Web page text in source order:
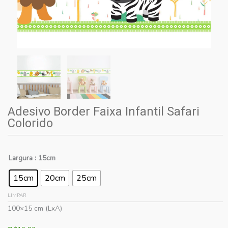
Adesivo Border Faixa Infantil Safari
Colorido
Largura : 15cm
15cm 20cm 25cm
LIMPAR
100×15 cm (LxA)